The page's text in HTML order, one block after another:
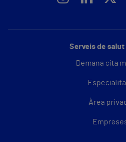
Serveis de salut
Demana cita
Àrea